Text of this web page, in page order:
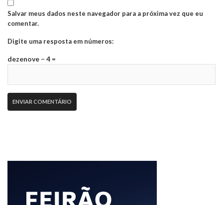
Salvar meus dados neste navegador para a próxima vez que eu
comentar.
Digite uma resposta em números:
dezenove − 4 =